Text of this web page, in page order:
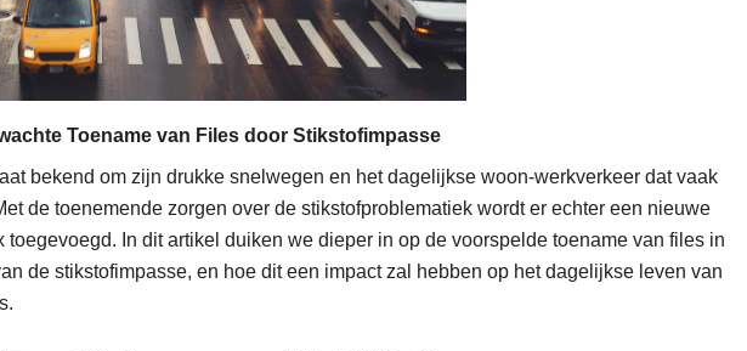
Toename van Files door Stikstofimpasse
bekend om zijn drukke snelwegen en het dagelijkse woon-werkverkeer dat vaak
de toenemende zorgen over de stikstofproblematiek wordt er echter een nieuwe
In dit artikel duiken we dieper in op de voorspelde toename van files in
de stikstofimpasse, en hoe dit een impact zal hebben op het dagelijkse leven van